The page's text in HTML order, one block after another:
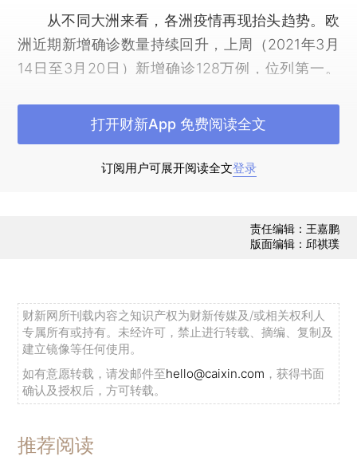
从不同大洲来看，各洲疫情再现抬头趋势。欧
洲近期新增确诊数量持续回升，上周（2021年3月
14日至3月20日）新增确诊128万例，位列第一。
14日至3月20日）新增确诊79万例。亚洲新增确诊
病例自2月中旬开始回升，上周（3月14日至3月20
日）新增确诊75万例。美国和加拿大每周新增确诊
周（3月14日至3月20日）新增确诊7万例。大洋洲
2021年3月26日，巴西新增确诊病例84245
例、美国新增80684例、印度新增62258例、法国
新增41869例、波兰新增35145例、土耳其增
例、乌克兰新增18226例。近期，全球新增确诊病
订阅用户可展开阅读全文登录
打开财新App 免费阅读全文
责任编辑：王嘉鹏
版面编辑：邱祺璞
财新网所刊载内容之知识产权为财新传媒及/或相关权利人
专属所有或持有。未经许可，禁止进行转载、摘编、复制及
建立镜像等任何使用。
如有意愿转载，请发邮件至hello@caixin.com ，获得书面
确认及授权后，方可转载。
推荐阅读